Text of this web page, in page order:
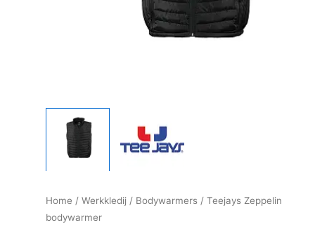
Home / Werkkledij / Bodywarmers / Teejays Zeppelin
bodywarmer